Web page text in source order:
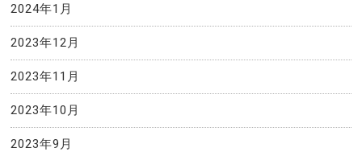
2024年1月
2023年12月
2023年11月
2023年10月
2023年9月